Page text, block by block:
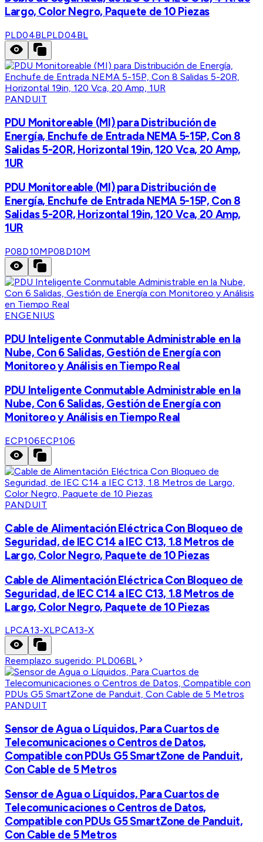
Largo, Color Negro, Paquete de 10 Piezas
PLD04BLPLD04BL
PANDUIT
PDU Monitoreable (MI) para Distribución de
Energía, Enchufe de Entrada NEMA 5-15P, Con 8
Salidas 5-20R, Horizontal 19in, 120 Vca, 20 Amp,
1UR
PDU Monitoreable (MI) para Distribución de
Energía, Enchufe de Entrada NEMA 5-15P, Con 8
Salidas 5-20R, Horizontal 19in, 120 Vca, 20 Amp,
1UR
P08D10MP08D10M
ENGENIUS
PDU Inteligente Conmutable Administrable en la
Nube, Con 6 Salidas, Gestión de Energía con
Monitoreo y Análisis en Tiempo Real
PDU Inteligente Conmutable Administrable en la
Nube, Con 6 Salidas, Gestión de Energía con
Monitoreo y Análisis en Tiempo Real
ECP106ECP106
PANDUIT
Cable de Alimentación Eléctrica Con Bloqueo de
Seguridad, de IEC C14 a IEC C13, 1.8 Metros de
Largo, Color Negro, Paquete de 10 Piezas
Cable de Alimentación Eléctrica Con Bloqueo de
Seguridad, de IEC C14 a IEC C13, 1.8 Metros de
Largo, Color Negro, Paquete de 10 Piezas
LPCA13-XLPCA13-X
Reemplazo sugerido: PLD06BL
PANDUIT
Sensor de Agua o Líquidos, Para Cuartos de
Telecomunicaciones o Centros de Datos,
Compatible con PDUs G5 SmartZone de Panduit,
Con Cable de 5 Metros
Sensor de Agua o Líquidos, Para Cuartos de
Telecomunicaciones o Centros de Datos,
Compatible con PDUs G5 SmartZone de Panduit,
Con Cable de 5 Metros